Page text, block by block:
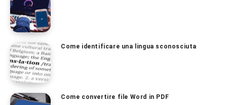
Come identificare una lingua sconosciuta
Come convertire file Word in PDF